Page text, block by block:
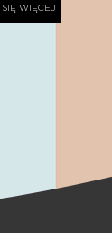
WIĘCEJ